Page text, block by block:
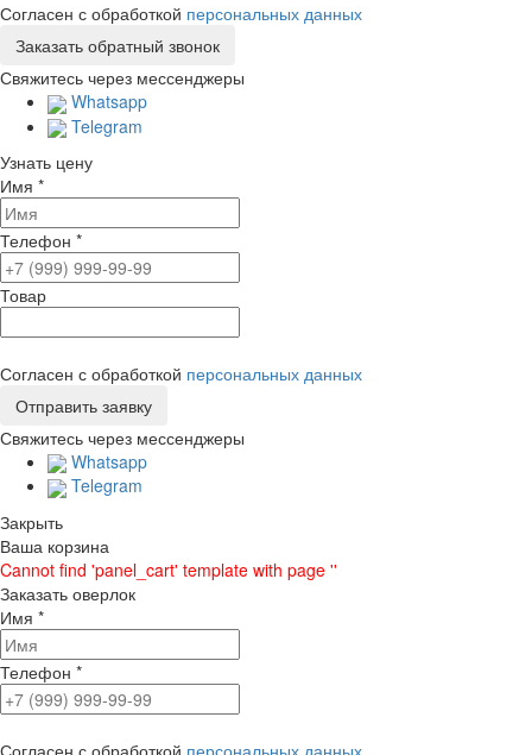
Согласен с обработкой персональных данных
Свяжитесь через мессенджеры
Whatsapp
Telegram
Узнать цену
Имя *
Телефон *
Товар
Согласен с обработкой персональных данных
Свяжитесь через мессенджеры
Whatsapp
Telegram
Закрыть
Ваша корзина
Cannot find 'panel_cart' template with page ''
Заказать оверлок
Имя *
Телефон *
Согласен с обработкой персональных данных